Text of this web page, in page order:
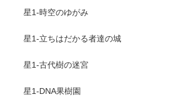
星1-時空のゆがみ
星1-立ちはだかる者達の城
星1-古代樹の迷宮
星1-DNA果樹園